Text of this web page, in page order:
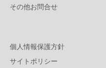
その他お問合せ
個人情報保護方針
サイトポリシー